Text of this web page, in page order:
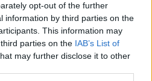
opt-out of the further
information by third parties on the
This information may
parties on the IAB’s List of
may further disclose it to other
a vallásokról,
kritizálóiról)